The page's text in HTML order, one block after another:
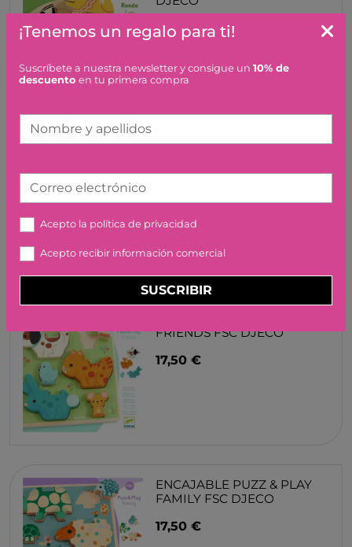
9,95 €
FRIENDS FSC DJECO
17,50 €
ENCAJABLE PUZZ & PLAY
FAMILY FSC DJECO
17,50 €
¡Tenemos un regalo para ti!
Suscríbete a nuestra newsletter y consigue un 10% de
descuento en tu primera compra
Nombre y apellidos
Correo electrónico
Acepto la política de privacidad
Acepto recibir información comercial
SUSCRIBIR